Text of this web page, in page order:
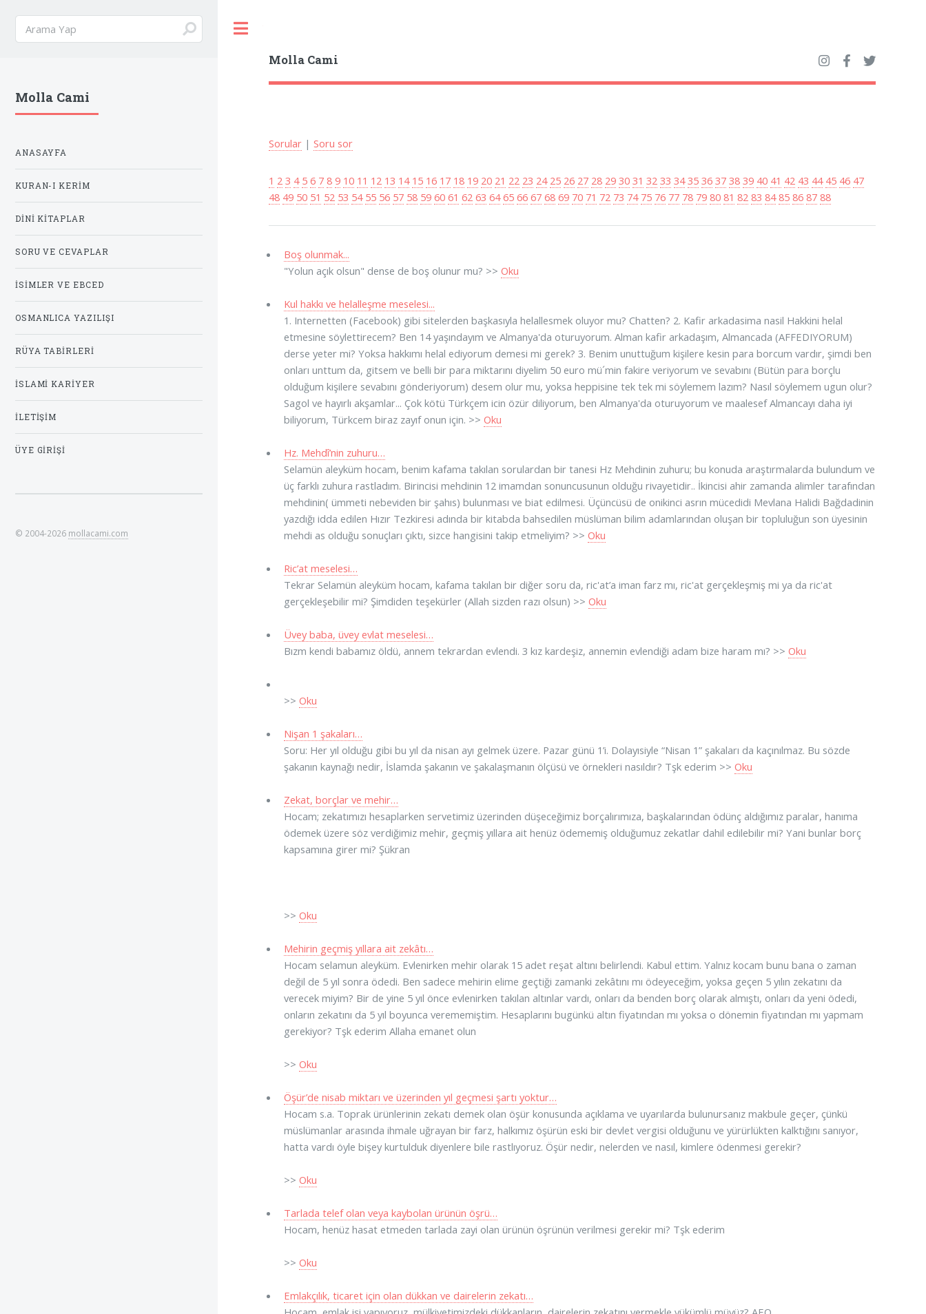
Molla Cami
Sorular| Soru sor
1 2 3 4 5 6 7 8 9 10 11 12 13 14 15 16 17 18 19 20 21 22 23 24 25 26 27 28 29 30 31 32 33 34 35 36 37 38 39 40 41 42 43 44 45 46 47
48 49 50 51 52 53 54 55 56 57 58 59 60 61 62 63 64 65 66 67 68 69 70 71 72 73 74 75 76 77 78 79 80 81 82 83 84 85 86 87 88
Boş olunmak...
"Yolun açık olsun" dense de boş olunur mu? >> Oku
Kul hakkı ve helalleşme meselesi...
1. Internetten (Facebook) gibi sitelerden başkasıyla helallesmek oluyor mu? Chatten? 2. Kafir arkadasima nasil Hakkini helal
etmesine söylettirecem? Ben 14 yaşındayım ve Almanya'da oturuyorum. Alman kafir arkadaşım, Almancada (AFFEDIYORUM)
derse yeter mi? Yoksa hakkımı helal ediyorum demesi mi gerek? 3. Benim unuttuğum kişilere kesin para borcum vardır, şimdi ben
onları unttum da, gitsem ve belli bir para miktarını diyelim 50 euro mü´min fakire veriyorum ve sevabını (Bütün para borçlu
olduğum kişilere sevabını gönderiyorum) desem olur mu, yoksa heppisine tek tek mi söylemem lazım? Nasıl söylemem ugun olur?
Sagol ve hayırlı akşamlar... Çok kötü Türkçem icin özür diliyorum, ben Almanya'da oturuyorum ve maalesef Almancayı daha iyi
biliyorum, Türkcem biraz zayıf onun için. >> Oku
Hz. Mehdî’nin zuhuru…
Selamün aleyküm hocam, benim kafama takılan sorulardan bir tanesi Hz Mehdinin zuhuru; bu konuda araştırmalarda bulundum ve
üç farklı zuhura rastladım. Birincisi mehdinin 12 imamdan sonuncusunun olduğu rivayetidir.. İkincisi ahir zamanda alimler tarafından
mehdinin( ümmeti nebeviden bir şahıs) bulunması ve biat edilmesi. Üçüncüsü de onikinci asrın mücedidi Mevlana Halidi Bağdadinin
yazdığı idda edilen Hızır Tezkiresi adında bir kitabda bahsedilen müslüman bilim adamlarından oluşan bir topluluğun son üyesinin
mehdi as olduğu sonuçları çıktı, sizce hangisini takip etmeliyim? >> Oku
Ric’at meselesi…
Tekrar Selamün aleyküm hocam, kafama takılan bir diğer soru da, ric'at’a iman farz mı, ric'at gerçekleşmiş mi ya da ric'at
gerçekleşebilir mi? Şimdiden teşekürler (Allah sizden razı olsun) >> Oku
Üvey baba, üvey evlat meselesi…
Bızm kendi babamız öldü, annem tekrardan evlendi. 3 kız kardeşiz, annemin evlendiği adam bize haram mı? >> Oku
>> Oku
Nişan 1 şakaları…
Soru: Her yıl olduğu gibi bu yıl da nisan ayı gelmek üzere. Pazar günü 1’i. Dolayısiyle “Nisan 1” şakaları da kaçınılmaz. Bu sözde
şakanın kaynağı nedir, İslamda şakanın ve şakalaşmanın ölçüsü ve örnekleri nasıldır? Tşk ederim >> Oku
Zekat, borçlar ve mehir…
Hocam; zekatımızı hesaplarken servetimiz üzerinden düşeceğimiz borçalırımıza, başkalarından ödünç aldığımız paralar, hanıma
ödemek üzere söz verdiğimiz mehir, geçmiş yıllara ait henüz ödememiş olduğumuz zekatlar dahil edilebilir mi? Yani bunlar borç
kapsamına girer mi? Şükran
>> Oku
Mehirin geçmiş yıllara ait zekâtı…
Hocam selamun aleyküm. Evlenirken mehir olarak 15 adet reşat altını belirlendi. Kabul ettim. Yalnız kocam bunu bana o zaman
değil de 5 yıl sonra ödedi. Ben sadece mehirin elime geçtiği zamanki zekâtını mı ödeyeceğim, yoksa geçen 5 yılın zekatını da
verecek miyim? Bir de yine 5 yıl önce evlenirken takılan altınlar vardı, onları da benden borç olarak almıştı, onları da yeni ödedi,
onların zekatını da 5 yıl boyunca verememiştim. Hesaplarını bugünkü altın fiyatından mı yoksa o dönemin fiyatından mı yapmam
gerekiyor? Tşk ederim Allaha emanet olun
>> Oku
Öşür’de nisab miktarı ve üzerinden yıl geçmesi şartı yoktur…
Hocam s.a. Toprak ürünlerinin zekatı demek olan öşür konusunda açıklama ve uyarılarda bulunursanız makbule geçer, çünkü
müslümanlar arasında ihmale uğrayan bir farz, halkımız öşürün eski bir devlet vergisi olduğunu ve yürürlükten kalktığını sanıyor,
hatta vardı öyle bişey kurtulduk diyenlere bile rastlıyoruz. Öşür nedir, nelerden ve nasıl, kimlere ödenmesi gerekir?
>> Oku
Tarlada telef olan veya kaybolan ürünün öşrü…
Hocam, henüz hasat etmeden tarlada zayi olan ürünün öşrünün verilmesi gerekir mi? Tşk ederim
>> Oku
Emlakçılık, ticaret için olan dükkan ve dairelerin zekatı…
Molla Cami
ANASAYFA
KURAN-I KERIM
DINI KITAPLAR
SORU VE CEVAPLAR
İSIMLER VE EBCED
OSMANLICA YAZILIŞI
RÜYA TABIRLERI
İSLAMI KARIYER
İLETIŞIM
ÜYE GIRIŞI
© 2004-2026 mollacami.com